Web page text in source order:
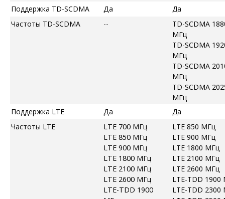
Поддержка TD-SCDMA
Да
Да
Частоты TD-SCDMA
--
TD-SCDMA
МГц
TD-SCDMA
МГц
TD-SCDMA
МГц
TD-SCDMA
МГц
Поддержка LTE
Да
Да
Частоты LTE
LTE 700 МГц
LTE 850 МГц
LTE 900 МГц
LTE 1800 МГц
LTE 2100 МГц
LTE 2600 МГц
LTE-TDD 1900
LTE 850 МГц
LTE 900 МГц
LTE 1800 МГц
LTE 2100 МГц
LTE 2600 МГц
LTE-TDD 1900
LTE-TDD 2300